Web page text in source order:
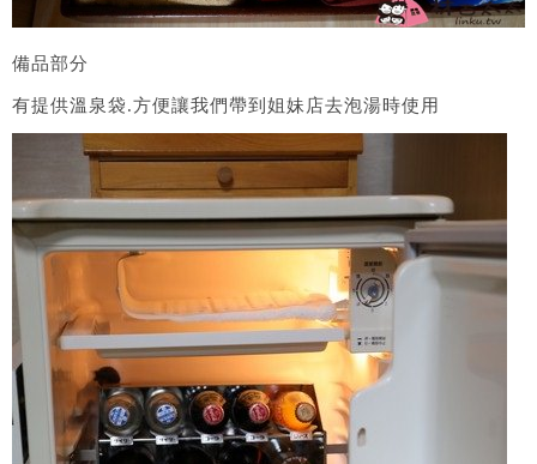
備品部分
有提供溫泉袋.方便讓我們帶到姐妹店去泡湯時使用